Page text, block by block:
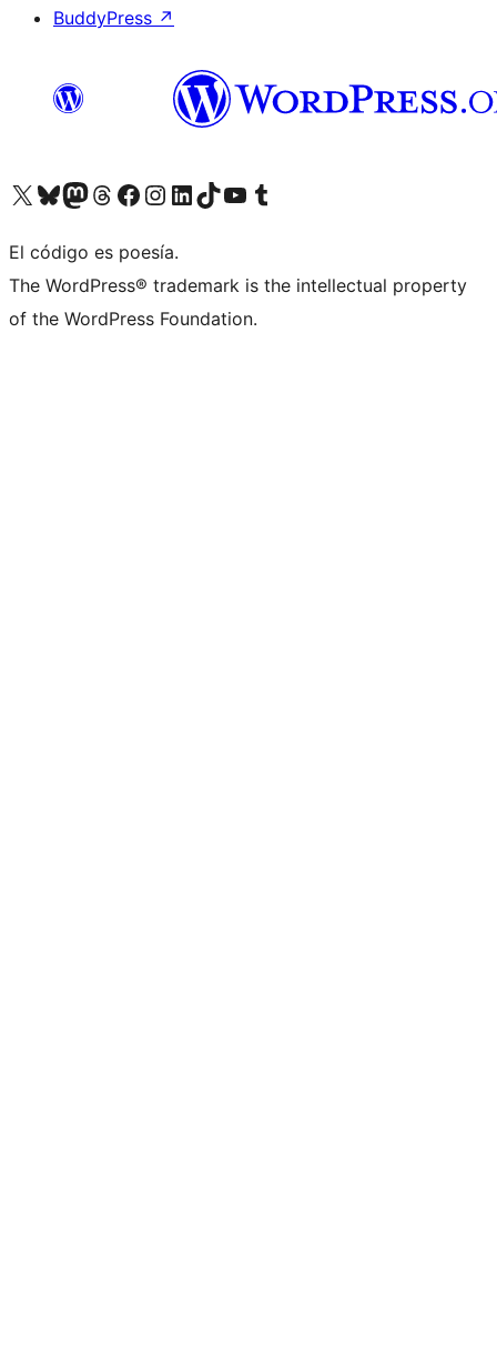
BuddyPress ↗
Visita nuestra cuenta de X (anteriormente Twitter)
Visita nuestra cuenta de Bluesky
Visita nuestra cuenta de Mastodon
Visita nuestra cuenta de Threads
Visita nuestra página de Facebook
Visita nuestra cuenta de Instagram
Visita nuestra cuenta de LinkedIn
Visita nuestra cuenta de TikTok
Visita nuestro canal de YouTube
Visita nuestra cuenta de Tumblr
El código es poesía.
The WordPress® trademark is the intellectual property
of the WordPress Foundation.